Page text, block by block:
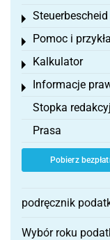
Toggle menu
Pomoc i
Toggle menu
Kalkulator
Toggle menu
Informacje
Toggle menu
Stopka
Prasa
Pobierz
podręcznik
Wybór roku